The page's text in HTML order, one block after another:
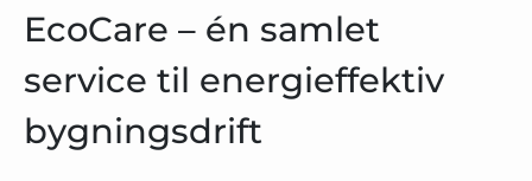
EcoCare – én samlet
service til energieffektiv
bygningsdrift